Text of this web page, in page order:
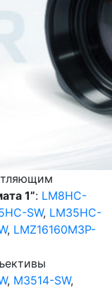
1”: LM8HC-
SW, LM35HC-
, LMZ16160M3P-
, M3514-SW,